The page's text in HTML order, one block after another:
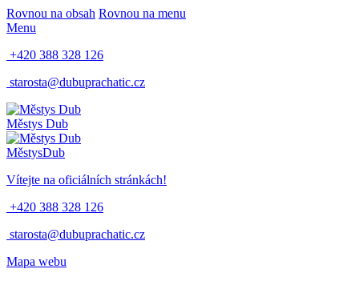
Rovnou na obsah Rovnou na menu
Menu
+420 388 328 126
starosta@dubuprachatic.cz
Městys Dub
MěstysDub
Vítejte na oficiálních stránkách!
+420 388 328 126
starosta@dubuprachatic.cz
Mapa webu